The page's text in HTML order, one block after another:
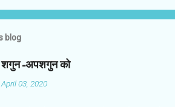
blog
शगुन-अपशगुन को
April 03, 2020